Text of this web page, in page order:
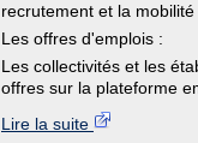
recrutement et la
Les offres d'emplois :
Les collectivités et les
offres sur la plateforme
Lire la suite